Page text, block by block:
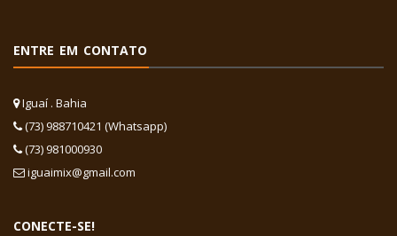
ENTRE EM CONTATO
Iguaí . Bahia
(73) 988710421 (Whatsapp)
(73) 981000930
iguaimix@gmail.com
CONECTE-SE!